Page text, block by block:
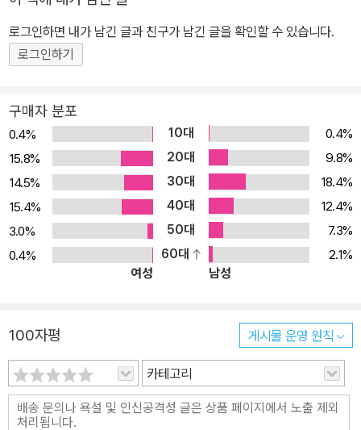
역시 같은 이유로 2차 투옥되었으나, 출소 후 중국 가정교회 연합 운
동을 일으켜 1996년 10월 ‘시님 연합’을 창립하였다가 1997년 3월
에 다시 체포된다. 하나님의 예비하심으로 두 달 후에 기적적으로 탈
하며 중국 교회의 선교 비전인 ‘백 투 예루살렘’(Back To Jerusale
m) 운동을 전개한다. 가족으로는 아내 덜링과 두 남매가 있다. 윈 형
제의 근황과 중국 가정교회 및 ‘백 투 예루살렘 운동’에 대한 최신 정
보를 알고 싶거나, 중국 교회를 기도하며 후원할 방법을 찾는다면, 백
투 예루살렘(www.backtojerusalem.com) 홈페이지를 방문하면
된다.
로그인하면 내가 남긴 글과 친구가 남긴 글을 확인할 수 있습니다.
로그인하기
구매자 분포
0.4% 10대
0.4%
15.8%
20대
9.8%
14.5%
30대
18.4%
15.4%
40대
12.4%
3.0%
50대
7.3%
0.4%
60대
2.1%
여성
남성
100자평 게시물 운영 원칙
카테고리